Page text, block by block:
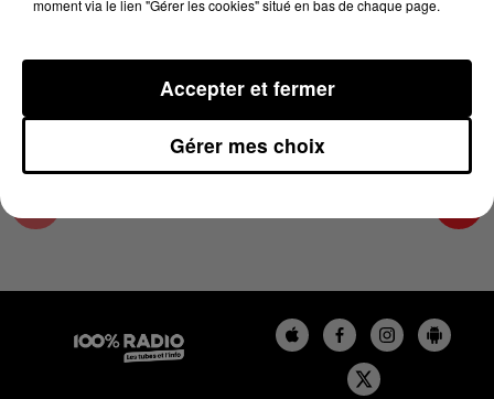
Podcasts infos du Pays Catalan
moment via le lien "Gérer les cookies" situé en bas de chaque page.
Gérer mes choix
Accepter et fermer